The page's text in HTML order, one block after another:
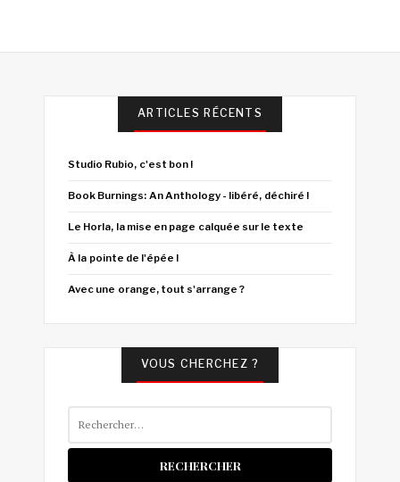
ARTICLES RÉCENTS
Studio Rubio, c'est bon !
Book Burnings: An Anthology - libéré, déchiré !
Le Horla, la mise en page calquée sur le texte
À la pointe de l'épée !
Avec une orange, tout s'arrange ?
VOUS CHERCHEZ ?